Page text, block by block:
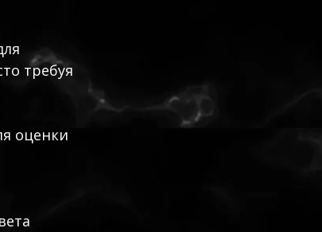
требуя
оценки